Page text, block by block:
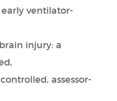
ventilator-
injury: a
assessor-